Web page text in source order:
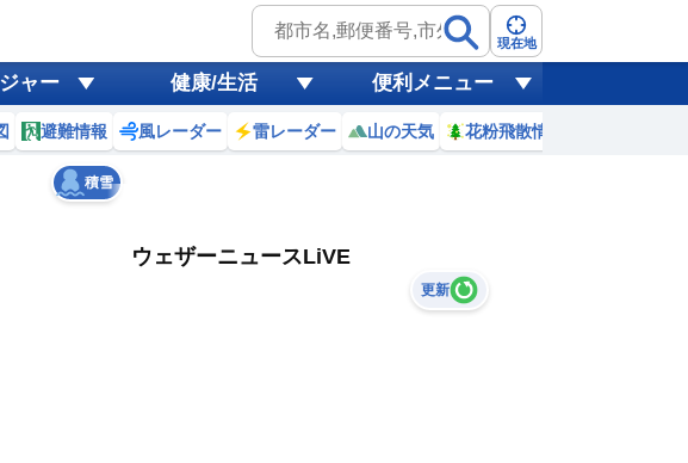
現在地
ャー 健康/生活 便利メニュー
避難情報 風レーダー 雷レーダー 山の天気 花粉飛散情報
積雪
台風
ウェザーニュースLiVE
更新